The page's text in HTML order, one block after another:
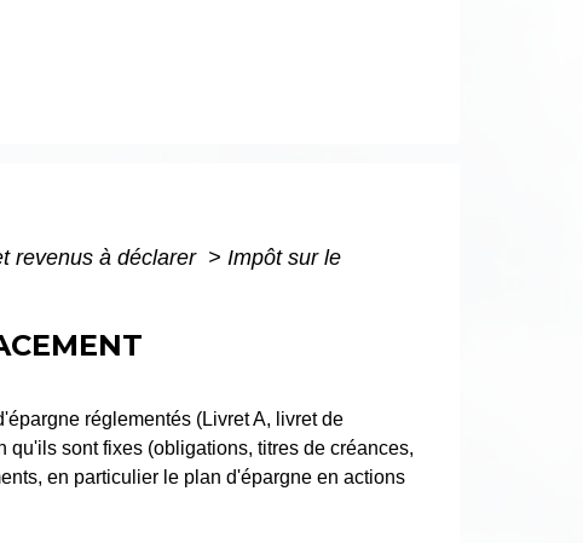
revenus à déclarer > Impôt sur le
réglementés (Livret A, livret de
sont fixes (obligations, titres de créances,
en particulier le plan d'épargne en actions